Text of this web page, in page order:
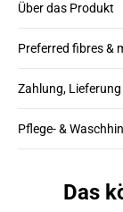
Über das Produkt
Preferred fibres &
Zahlung,
Pflege- &
Das